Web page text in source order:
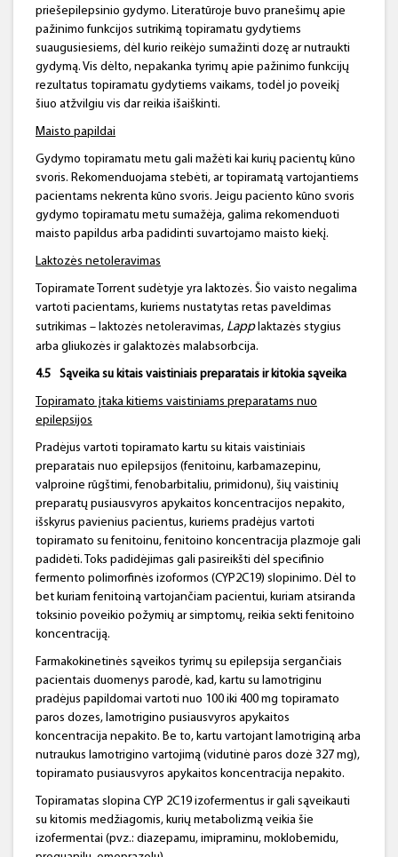
priešepilepsinio gydymo. Literatūroje buvo pranešimų apie
pažinimo funkcijos sutrikimą topiramatu gydytiems
suaugusiesiems, dėl kurio reikėjo sumažinti dozę ar nutraukti
gydymą. Vis dėlto, nepakanka tyrimų apie pažinimo funkcijų
rezultatus topiramatu gydytiems vaikams, todėl jo poveikį
šiuo atžvilgiu vis dar reikia išaiškinti.
Maisto papildai
Gydymo topiramatu metu gali mažėti kai kurių pacientų kūno
svoris. Rekomenduojama stebėti, ar topiramatą vartojantiems
pacientams nekrenta kūno svoris. Jeigu paciento kūno svoris
gydymo topiramatu metu sumažėja, galima rekomenduoti
maisto papildus arba padidinti suvartojamo maisto kiekį.
Laktozės netoleravimas
Topiramate Torrent sudėtyje yra laktozės. Šio vaisto negalima
vartoti pacientams, kuriems nustatytas retas paveldimas
sutrikimas – laktozės netoleravimas, Lapplaktazės stygius
arba gliukozės ir galaktozės malabsorbcija.
4.5 Sąveika su kitais vaistiniais preparatais ir kitokia sąveika
Topiramato įtaka kitiems vaistiniams preparatams nuo
epilepsijos
Pradėjus vartoti topiramato kartu su kitais vaistiniais
preparatais nuo epilepsijos (fenitoinu, karbamazepinu,
valproine rūgštimi, fenobarbitaliu, primidonu), šių vaistinių
preparatų pusiausvyros apykaitos koncentracijos nepakito,
išskyrus pavienius pacientus, kuriems pradėjus vartoti
topiramato su fenitoinu, fenitoino koncentracija plazmoje gali
padidėti. Toks padidėjimas gali pasireikšti dėl specifinio
fermento polimorfinės izoformos (CYP2C19) slopinimo. Dėl to
bet kuriam fenitoiną vartojančiam pacientui, kuriam atsiranda
toksinio poveikio požymių ar simptomų, reikia sekti fenitoino
koncentraciją.
Farmakokinetinės sąveikos tyrimų su epilepsija sergančiais
pacientais duomenys parodė, kad, kartu su lamotriginu
pradėjus papildomai vartoti nuo 100 iki 400 mg topiramato
paros dozes, lamotrigino pusiausvyros apykaitos
koncentracija nepakito. Be to, kartu vartojant lamotriginą arba
nutraukus lamotrigino vartojimą (vidutinė paros dozė 327 mg),
topiramato pusiausvyros apykaitos koncentracija nepakito.
Topiramatas slopina CYP 2C19 izofermentus ir gali sąveikauti
su kitomis medžiagomis, kurių metabolizmą veikia šie
izofermentai (pvz.: diazepamu, imipraminu, moklobemidu,